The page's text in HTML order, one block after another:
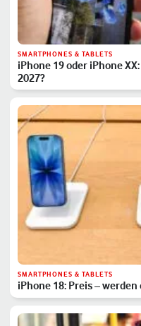
SMARTPHONES & TABLETS
iPhone 19 oder iPhone
2027?
SMARTPHONES & TABLETS
iPhone 18: Preis –